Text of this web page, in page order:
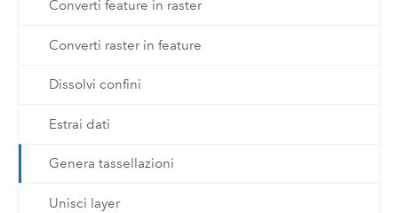
Converti feature in raster
Converti raster in feature
Dissolvi confini
Estrai dati
Genera tassellazioni
Unisci layer